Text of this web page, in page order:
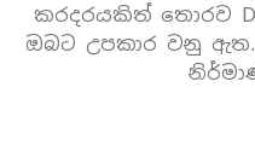
කරදරයකිත් තොරව
ඔබට උපකාර වනු ඇත.